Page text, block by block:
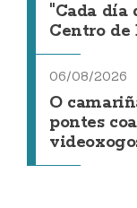
"Cada día
Centro de
06/08/2026
O
pontes